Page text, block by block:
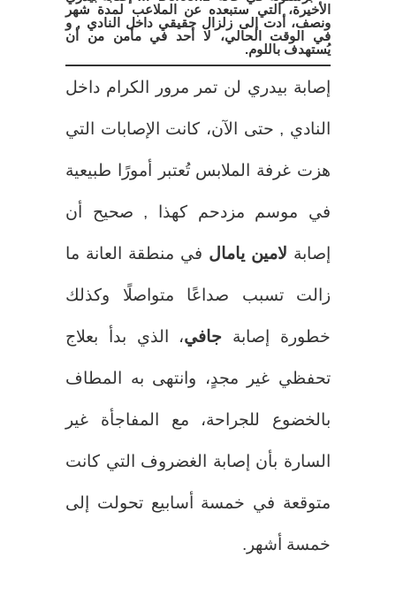
الأخيرة، التي ستبعده عن الملاعب لمدة شهر
ونصف، أدت
إلى زلزال حقيقي داخل النادي , و
في الوقت الحالي، لا أحد في مأمن من أن
يُستهدف باللوم.
إصابة بيدري لن تمر مرور الكرام داخل
النادي , حتى الآن، كانت الإصابات التي
هزت غرفة الملابس تُعتبر أمورًا طبيعية
في موسم مزدحم كهذا , صحيح أن
إصابة لامين يامال في منطقة العانة ما
زالت تسبب صداعًا متواصلًا وكذلك
خطورة إصابة جافي، الذي بدأ بعلاج
تحفظي غير مجدٍ، وانتهى به المطاف
بالخضوع للجراحة، مع المفاجأة غير
السارة بأن إصابة الغضروف التي كانت
متوقعة في خمسة أسابيع تحولت إلى
خمسة أشهر.